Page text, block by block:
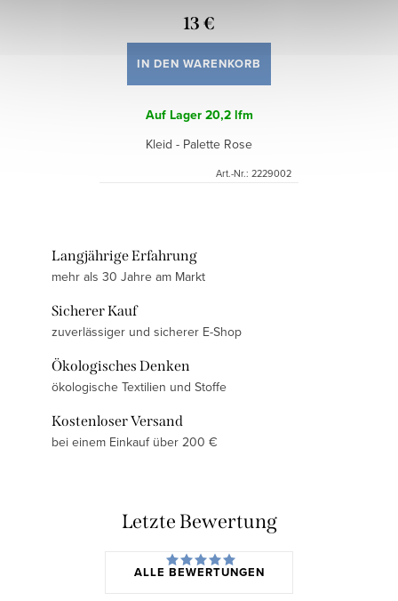
13 €
IN DEN WARENKORB
Auf Lager20,2 lfm
Kleid - Palette Rose
Art.-Nr.: 2229002
Langjährige Erfahrung
mehr als 30 Jahre am Markt
Sicherer Kauf
zuverlässiger und sicherer E-Shop
Ökologisches Denken
ökologische Textilien und Stoffe
Kostenloser Versand
bei einem Einkauf über 200 €
Letzte Bewertung
ALLE BEWERTUNGEN